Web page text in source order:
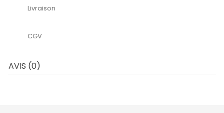
Livraison
CGV
AVIS (0)